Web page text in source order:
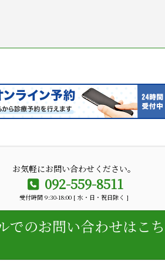
お気軽にお問い合わせください。
092-559-8511
受付時間 9:30-18:00 [ 水・日・祝日除く ]
でのお問い合わせはこ